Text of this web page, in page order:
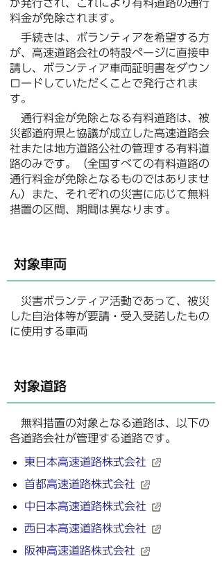
が発行され、これにより有料道路の通行
料金が免除されます。
手続きは、ボランティアを希望する方
が、高速道路会社の特設ページに直接申
請し、ボランティア車両証明書をダウン
ロードしていただくことで発行されま
す。
通行料金が免除となる有料道路は、被
災都道府県と協議が成立した高速道路会
社または地方道路公社の管理する有料道
路のみです。（全国すべての有料道路の
通行料金が免除となるものではありませ
ん）また、それぞれの災害に応じて無料
措置の区間、期間は異なります。
対象車両
災害ボランティア活動であって、被災
した自治体等が要請・受入受諾したもの
に使用する車両
対象道路
無料措置の対象となる道路は、以下の
各道路会社が管理する道路です。
東日本高速道路株式会社
首都高速道路株式会社
中日本高速道路株式会社
西日本高速道路株式会社
阪神高速道路株式会社